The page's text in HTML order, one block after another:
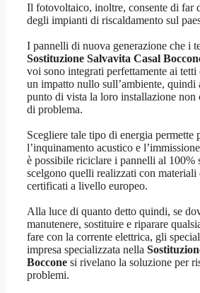
Il fotovoltaico, inoltre, consente di far
degli impianti di riscaldamento sul
I pannelli di nuova generazione che i
Sostituzione Salvavita Casal
voi sono integrati perfettamente ai
un impatto nullo sull’ambiente, quindi
punto di vista la loro installazione non
di problema.
Scegliere tale tipo di energia permette
l’inquinamento acustico e
è possibile riciclare i pannelli al 100%
scelgono quelli realizzati con materiali
certificati a livello europeo.
Alla luce di quanto detto quindi, se
manutenere, sostituire e riparare
fare con la corrente elettrica, gli
impresa specializzata nella
Boccone si rivelano la soluzione per
problemi.